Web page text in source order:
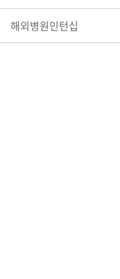
해외병원인턴십